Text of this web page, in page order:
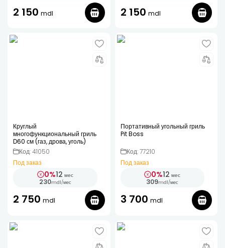
2 150 mdl 2 150 mdl
Круглый
многофункциональный гриль
D60 см (газ, дрова, уголь)
Код: 41050
Под заказ
0%12 мес
230mdl/мес
2 750 mdl
Портативный угольный гриль
Pit Boss
Код: 77210
Под заказ
0%12 мес
309mdl/мес
3 700 mdl